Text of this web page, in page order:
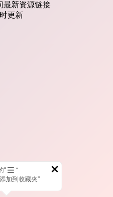
最新资源链接
更新
“
”
加到收藏夹”